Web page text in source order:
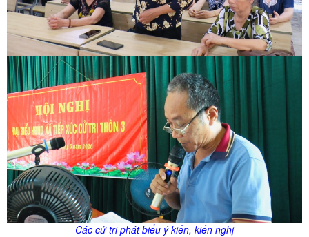
Các cử tri phát biểu ý kiến, kiến nghị